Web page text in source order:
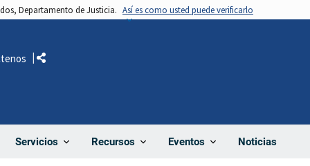
Departamento de Justicia. Así es como usted puede verificarlo
Servicios Recursos Eventos Noticias
Comparte